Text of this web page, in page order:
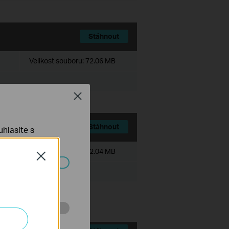
Stáhnout
Velikost souboru: 72.06 MB
Stáhnout
Velikost souboru: 72.04 MB
Close
s
za
Close